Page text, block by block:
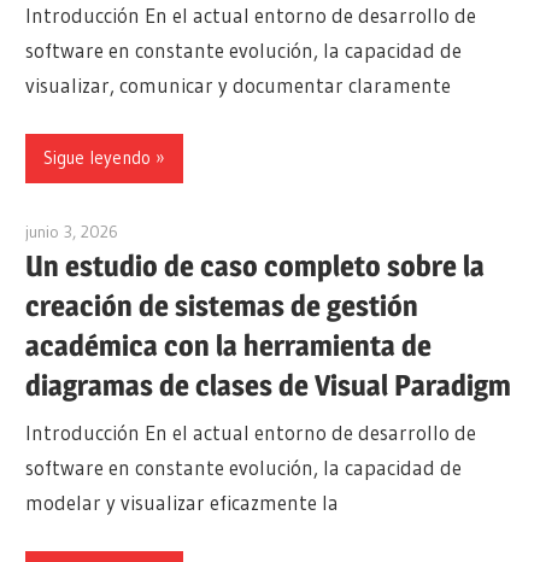
Introducción En el actual entorno de desarrollo de
software en constante evolución, la capacidad de
visualizar, comunicar y documentar claramente
Sigue leyendo
junio 3, 2026
Un estudio de caso completo sobre la
creación de sistemas de gestión
académica con la herramienta de
diagramas de clases de Visual Paradigm
Introducción En el actual entorno de desarrollo de
software en constante evolución, la capacidad de
modelar y visualizar eficazmente la